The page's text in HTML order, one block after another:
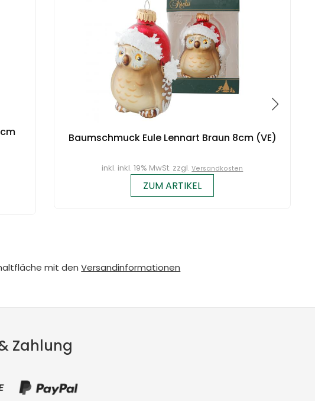
Baumschmuck Eule Lennart Braun 8cm (VE)
inkl. inkl. 19% MwSt. zzgl.Versandkosten
ZUM ARTIKEL
mit denVersandinformationen
Zahlung